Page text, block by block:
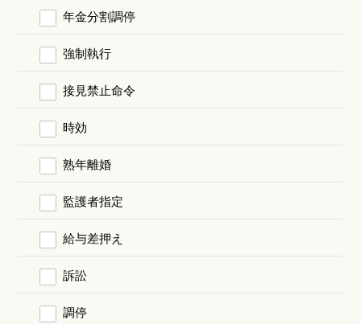
年金分割調停
強制執行
接見禁止命令
時効
熟年離婚
監護者指定
給与差押え
訴訟
調停